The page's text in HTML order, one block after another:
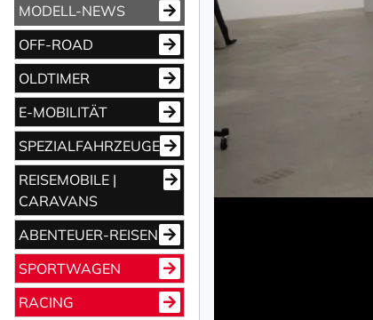
MODELL-NEWS
OFF-ROAD
OLDTIMER
E-MOBILITÄT
SPEZIALFAHRZEUGE
REISEMOBILE |
CARAVANS
ABENTEUER-REISEN
SPORTWAGEN
RACING